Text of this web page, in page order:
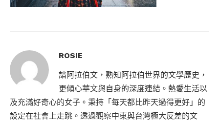
ROSIE
諳阿拉伯文，熟知阿拉伯世界的文學歷史，
更傾心華文與自身的深度連結。熱愛生活以
及充滿好奇心的女子。秉持「每天都比昨天過得更好」的
設定在社會上走跳。透過觀察中東與台灣極大反差的文